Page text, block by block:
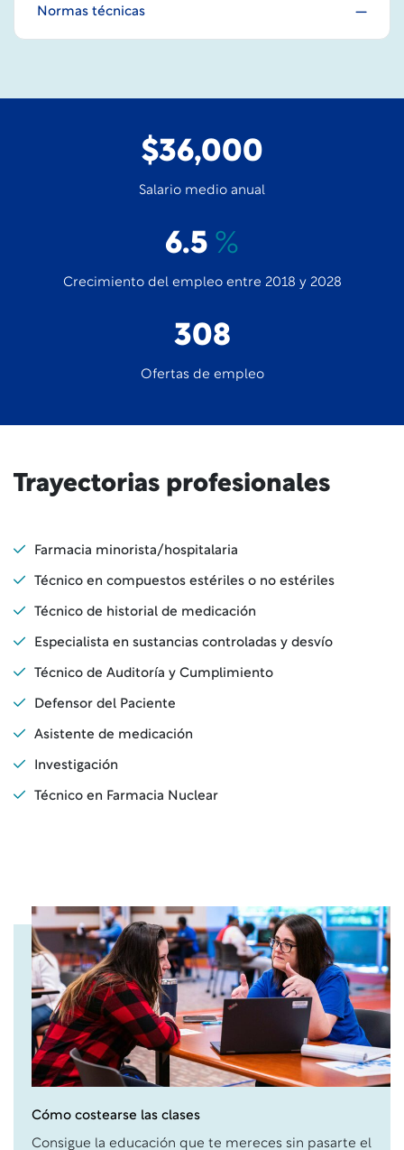
Normas técnicas
$36,000
Salario medio anual
6.5 %
Crecimiento del empleo entre 2018 y 2028
308
Ofertas de empleo
Trayectorias profesionales
Farmacia minorista/hospitalaria
Técnico en compuestos estériles o no estériles
Técnico de historial de medicación
Especialista en sustancias controladas y desvío
Técnico de Auditoría y Cumplimiento
Defensor del Paciente
Asistente de medicación
Investigación
Técnico en Farmacia Nuclear
Cómo costearse las clases
Consigue la educación que te mereces sin pasarte el